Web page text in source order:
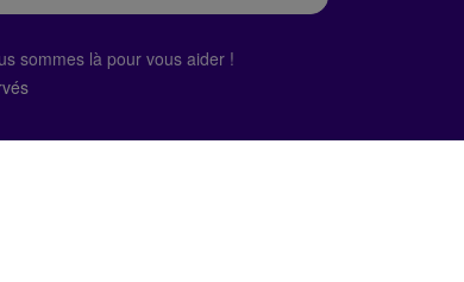
sommes là pour vous aider !